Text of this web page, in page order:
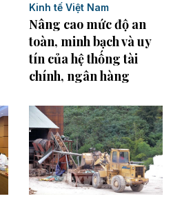
Kinh tế Việt Nam
Nâng cao mức độ an
toàn, minh bạch và uy
tín của hệ thống tài
chính, ngân hàng